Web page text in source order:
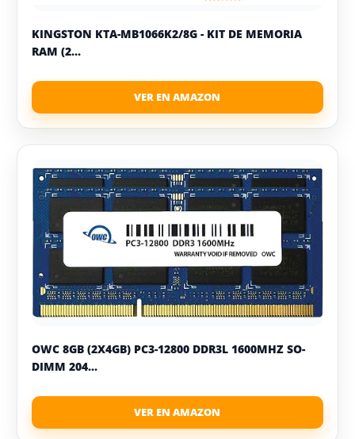
KINGSTON KTA-MB1066K2/8G - KIT DE MEMORIA
RAM (2...
OWC 8GB (2X4GB) PC3-12800 DDR3L 1600MHZ SO-
DIMM 204...